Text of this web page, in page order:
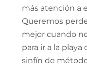
más atención a
Queremos
mejor cuando
para ir a la playa
sinfín de